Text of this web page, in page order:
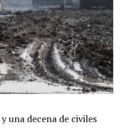
una decena de civiles